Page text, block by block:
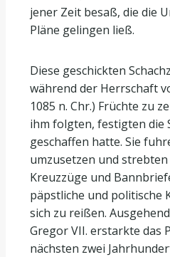
jener Zeit besaß, die die
Pläne gelingen ließ.
Diese geschickten
während der Herrschaft
1085 n. Chr.) Früchte zu
ihm folgten, festigten die
geschaffen hatte. Sie
umzusetzen und
Kreuzzüge und
päpstliche und politische
sich zu reißen.
Gregor VII. erstarkte das
nächsten zwei